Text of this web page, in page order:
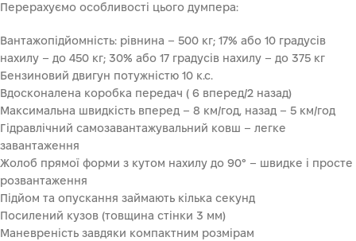
Перерахуємо особливості цього думпера:
Вантажопідйомність: рівнина – 500 кг; 17% або 10 градусів
нахилу – до 450 кг; 30% або 17 градусів нахилу – до 375 кг
Бензиновий двигун потужністю 10 к.с.
Вдосконалена коробка передач ( 6 вперед/2 назад)
Максимальна швидкість вперед – 8 км/год, назад – 5 км/год
Гідравлічний самозавантажувальний ковш – легке
завантаження
Жолоб прямої форми з кутом нахилу до 90° – швидке і просте
розвантаження
Підйом та опускання займають кілька секунд
Посилений кузов (товщина стінки 3 мм)
Маневреність завдяки компактним розмірам